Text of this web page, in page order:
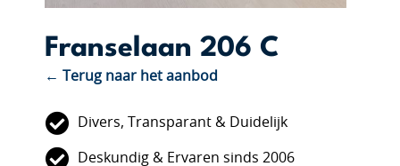
Franselaan 206 C
← Terug naar het aanbod
Divers, Transparant & Duidelijk
Deskundig & Ervaren sinds 2006